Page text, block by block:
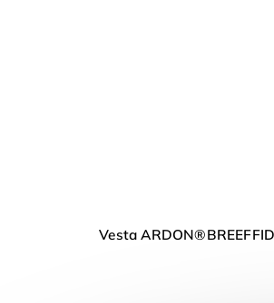
Vesta